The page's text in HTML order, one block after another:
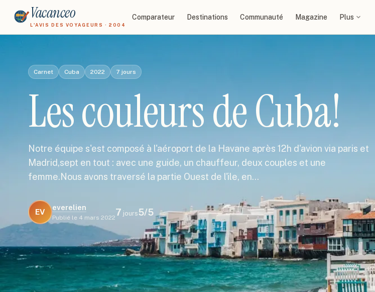
Vacanceo
L'AVIS DES VOYAGEURS · 2004
Comparateur Destinations Communauté Magazine Plus
Carnet Cuba 2022 7 jours
Les couleurs de Cuba!
Notre équipe s'est composé à l'aéroport de la Havane après 12h d'avion via paris et
Madrid,sept en tout : avec une guide, un chauffeur, deux couples et une
femme.Nous avons traversé la partie Ouest de l'ile, en…
EV
everelien
Publié le 4 mars 2022
7 jours5/5